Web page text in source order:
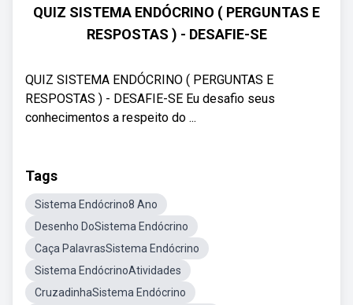
QUIZ SISTEMA ENDÓCRINO ( PERGUNTAS E
RESPOSTAS ) - DESAFIE-SE
QUIZ SISTEMA ENDÓCRINO ( PERGUNTAS E
RESPOSTAS ) - DESAFIE-SE Eu desafio seus
conhecimentos a respeito do ...
Tags
Sistema Endócrino8 Ano
Desenho DoSistema Endócrino
Caça PalavrasSistema Endócrino
Sistema EndócrinoAtividades
CruzadinhaSistema Endócrino